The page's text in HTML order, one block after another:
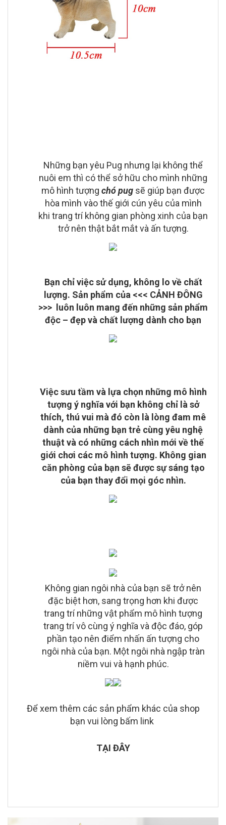
Những bạn yêu Pug nhưng lại không thể
nuôi em thì có thể sở hữu cho mình những
mô hình tượng chó pug sẽ giúp bạn được
hòa mình vào thế giới cún yêu của mình
khi trang trí không gian phòng xinh của bạn
trở nên thật bắt mắt và ấn tượng.
Bạn chỉ việc sử dụng, không lo về chất
lượng. Sản phẩm của <<< CẢNH ĐÔNG
>>> luôn luôn mang đến những sản phẩm
độc – đẹp và chất lượng dành cho bạn
Việc sưu tầm và lựa chọn những mô hình
tượng ý nghĩa với bạn không chỉ là sở
thích, thú vui mà đó còn là lòng đam mê
dành của những bạn trẻ cùng yêu nghệ
thuật và có những cách nhìn mới về thế
giới chơi các mô hình tượng. Không gian
căn phòng của bạn sẽ được sự sáng tạo
của bạn thay đổi mọi góc nhìn.
Không gian ngôi nhà của bạn sẽ trở nên
đặc biệt hơn, sang trọng hơn khi được
trang trí những vật phẩm mô hình tượng
trang trí vô cùng ý nghĩa và độc đáo, góp
phần tạo nên điểm nhấn ấn tượng cho
ngôi nhà của bạn. Một ngôi nhà ngập tràn
niềm vui và hạnh phúc.
Để xem thêm các sản phẩm khác của shop
bạn vui lòng bấm link
TẠI ĐÂY